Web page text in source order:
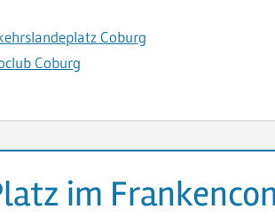
Coburg
Coburg
im